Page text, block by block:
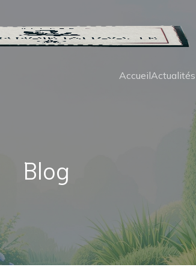
AccueilActualités
Blog